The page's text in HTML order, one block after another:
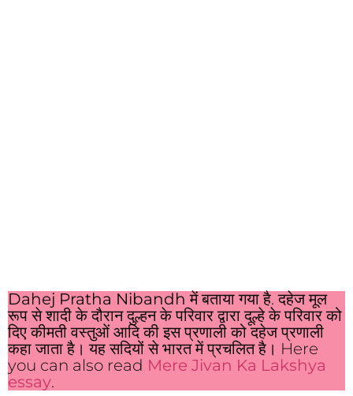
Dahej Pratha Nibandh में बताया गया है. दहेज मूल
रूप से शादी के दौरान दुल्हन के परिवार द्वारा दूल्हे के परिवार को
दिए कीमती वस्तुओं आदि की इस प्रणाली को दहेज प्रणाली
कहा जाता है। यह सदियों से भारत में प्रचलित है। Here
you can also read Mere Jivan Ka Lakshya
essay.